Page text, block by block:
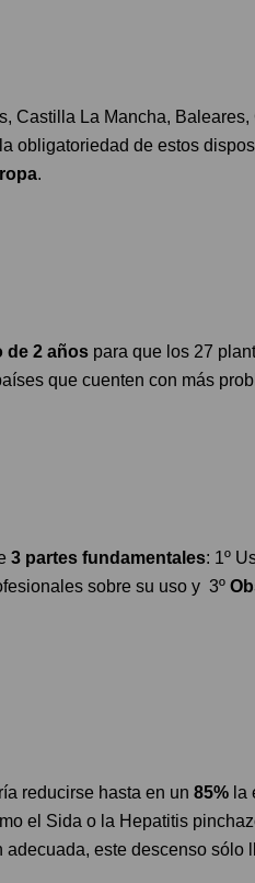
Castilla La Mancha,
obligatoriedad de estos
.
de 2 años para que los 27
que cuenten con más
3 partes fundamentales: 1º
sobre su uso y 3º
reducirse hasta en un 85% la
el Sida o la Hepatitis
adecuada, este descenso